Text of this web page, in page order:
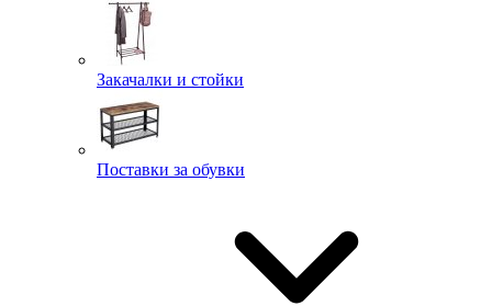
Закачалки и стойки
Поставки за обувки